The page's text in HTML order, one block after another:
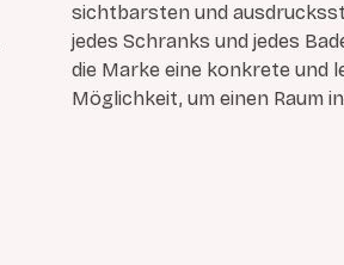
sichtbarsten und
jedes Schranks und jedes
die Marke eine konkrete und
Möglichkeit, um einen Raum